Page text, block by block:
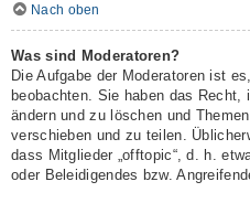
Nach oben
Was sind Moderatoren?
Die Aufgabe der Moderatoren ist
beobachten. Sie haben das Recht,
ändern und zu löschen und
verschieben und zu teilen.
dass Mitglieder „offtopic“, d. h.
oder Beleidigendes bzw.